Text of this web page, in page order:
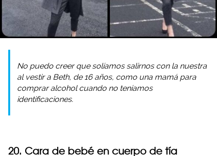
No puedo creer que solíamos salirnos con la nuestra
al vestir a Beth, de 16 años, como una mamá para
comprar alcohol cuando no teníamos
identificaciones.
20. Cara de bebé en cuerpo de tía